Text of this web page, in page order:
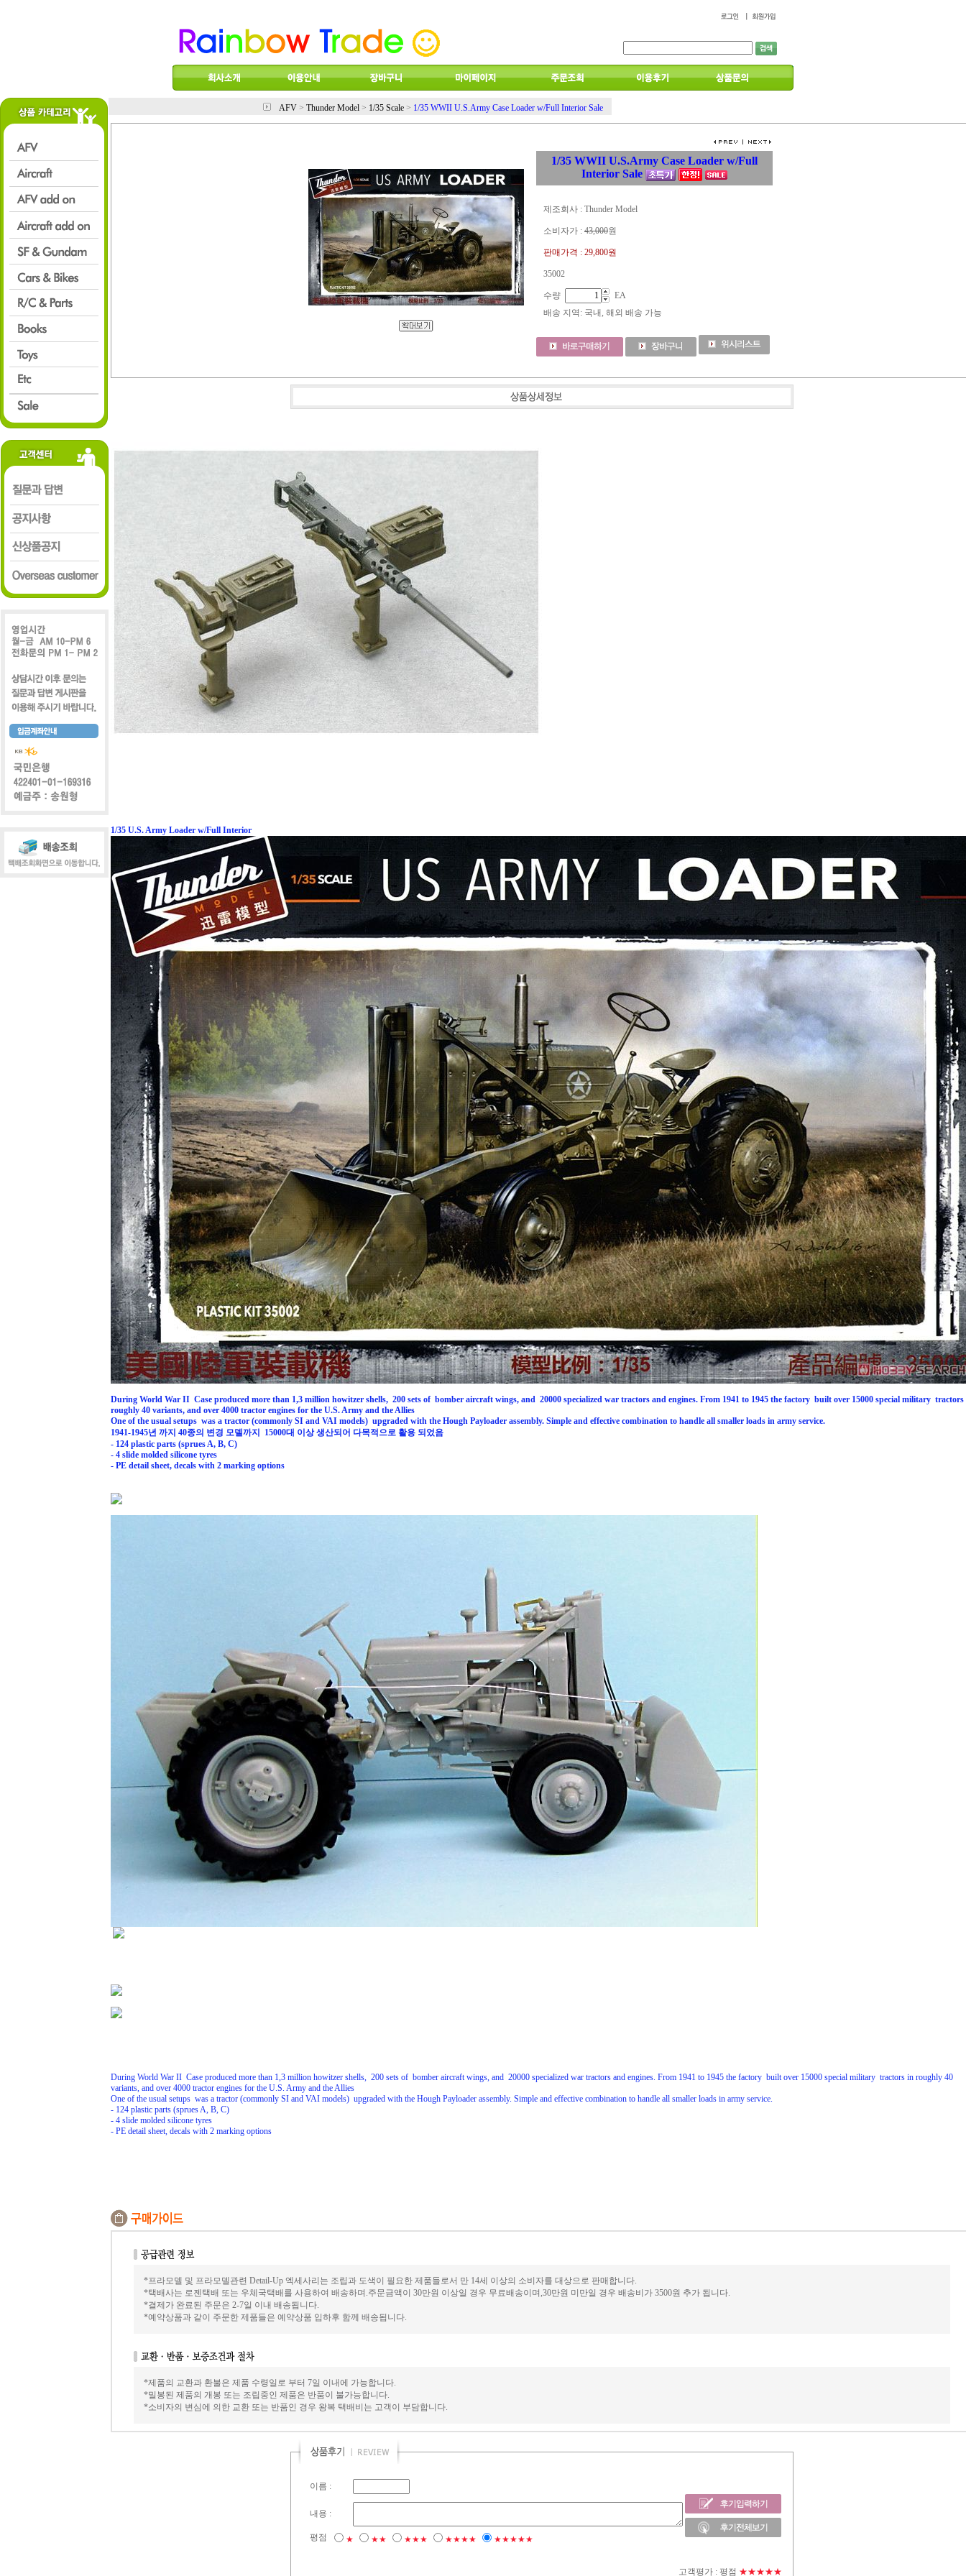
AFV > Thunder Model > 1/35 Scale > 1/35 WWII U.S.Army Case Loader w/Full Interior Sale
1/35 WWII U.S.Army Case Loader w/Full
Interior Sale
제조회사 : Thunder Model
소비자가 : 43,000원
판매가격 : 29,800원
35002
수량
EA
배송 지역 : 국내, 해외 배송 가능
1/35 U.S. Army Loader w/Full Interior
During World War II Case produced more than 1,3 million howitzer shells, 200 sets of bomber aircraft wings, and 20000 specialized war tractors and engines. From 1941 to 1945 the factory built over 15000 special military tractors
roughly 40 variants, and over 4000 tractor engines for the U.S. Army and the Allies
One of the usual setups was a tractor (commonly SI and VAI models) upgraded with the Hough Payloader assembly. Simple and effective combination to handle all smaller loads in army service.
1941-1945년 까지 40종의 변경 모델까지 15000대 이상 생산되어 다목적으로 활용 되었음
- 124 plastic parts (sprues A, B, C)
- 4 slide molded silicone tyres
- PE detail sheet, decals with 2 marking options
During World War II Case produced more than 1,3 million howitzer shells, 200 sets of bomber aircraft wings, and 20000 specialized war tractors and engines. From 1941 to 1945 the factory built over 15000 special military tractors in roughly 40
variants, and over 4000 tractor engines for the U.S. Army and the Allies
One of the usual setups was a tractor (commonly SI and VAI models) upgraded with the Hough Payloader assembly. Simple and effective combination to handle all smaller loads in army service.
- 124 plastic parts (sprues A, B, C)
- 4 slide molded silicone tyres
- PE detail sheet, decals with 2 marking options
*프라모델 및 프라모델관련 Detail-Up 엑세사리는 조립과 도색이 필요한 제품들로서 만 14세 이상의 소비자를 대상으로 판매합니다.
*택배사는 로젠택배 또는 우체국택배를 사용하여 배송하며.주문금액이 30만원 이상일 경우 무료배송이며,30만원 미만일 경우 배송비가 3500원 추가 됩니다.
*결제가 완료된 주문은 2-7일 이내 배송됩니다.
*예약상품과 같이 주문한 제품들은 예약상품 입하후 함께 배송됩니다.
*제품의 교환과 환불은 제품 수령일로 부터 7일 이내에 가능합니다.
*밀봉된 제품의 개봉 또는 조립중인 제품은 반품이 불가능합니다.
*소비자의 변심에 의한 교환 또는 반품인 경우 왕복 택배비는 고객이 부담합니다.
이름 :
내용 :
평점 ★ ★★ ★★★ ★★★★ ★★★★★
고객평가 : 평점 ★★★★★